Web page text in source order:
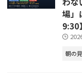
場」
9:30】
朝の